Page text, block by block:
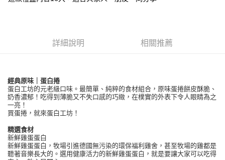
3.完整用戶服務條款，請詳閱以下連結：
https://oppay.tw/userRule
權轉讓予恩沛科技股份有限公司。
２．關於個人資料處理事宜，請瀏覽以下網址：
https://aftee.tw/terms/#terms3
３．未成年的使用者請事先徵得法定代理人或監護人之同意方可使用
「AFTEE先享後付」，若未經同意申辦者引起之損失，本公司不負相關責
任。
４．使用「AFTEE先享後付」時，將依據個別帳號之用戶狀況，依本公司即
時審查核予不同之上限額度；若仍有額度不足之情形，本公司將視審查結果
請求用戶進行身份認證。
詳細說明 相關推薦
經典原味｜蛋白捲
蛋白工坊的元老級口味。最簡單、純粹的食材組合，原味蛋捲餅皮酥脆、
奶香濃郁！吃得到薄脆又不失口感的巧緻，在樸實的外表下令人眼睛為之
一亮！
買蛋捲，就來蛋白工坊！
精選食材
新鮮雞蛋蛋白
新鮮雞蛋蛋白，牧場引進德國無污染的環保福利雞舍，甚至牧場的雞都是
聽著音樂長大的。選用健康活力的新鮮雞蛋蛋白，就是要讓大家可以吃得